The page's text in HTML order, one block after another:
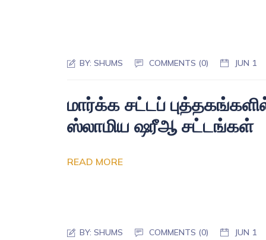
BY:SHUMS COMMENTS (0) JUN 1
மார்க்க சட்டப்
ஸ்லாமிய ஷரீஆ சட்டங்கள்
READ MORE
BY:SHUMS COMMENTS (0) JUN 1